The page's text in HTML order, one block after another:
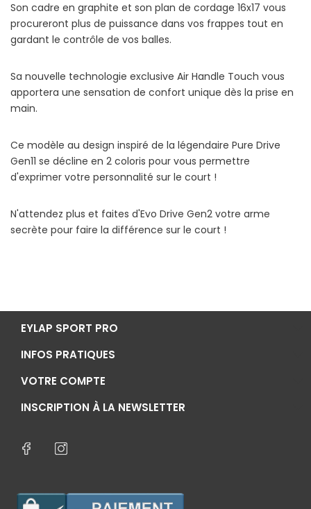
Son cadre en graphite et son plan de cordage 16x17 vous
procureront plus de puissance dans vos frappes tout en
gardant le contrôle de vos balles.
Sa nouvelle technologie exclusive Air Handle Touch vous
apportera une sensation de confort unique dès la prise en
main.
Ce modèle au design inspiré de la légendaire Pure Drive
Gen11 se décline en 2 coloris pour vous permettre
d'exprimer votre personnalité sur le court !
N'attendez plus et faites d'Evo Drive Gen2 votre arme
secrète pour faire la différence sur le court !
EYLAP SPORT PRO
INFOS PRATIQUES
VOTRE COMPTE
INSCRIPTION À LA NEWSLETTER